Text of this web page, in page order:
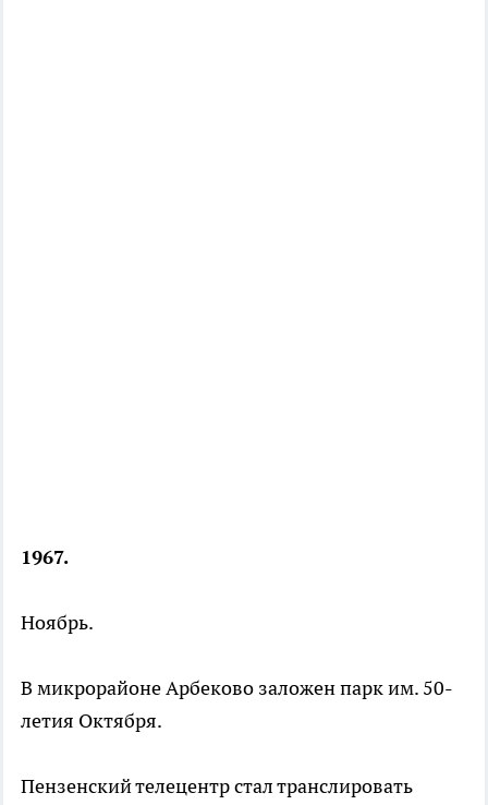
1967.
Ноябрь.
В микрорайоне Арбеково заложен парк им. 50-
летия Октября.
Пензенский телецентр стал транслировать